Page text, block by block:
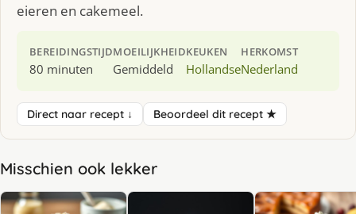
eieren en cakemeel.
BEREIDINGSTIJD
80 minuten
MOEILIJKHEID
Gemiddeld
KEUKEN
Hollandse
HERKOMST
Nederland
Direct naar recept ↓ Beoordeel dit recept ★
Misschien ook lekker